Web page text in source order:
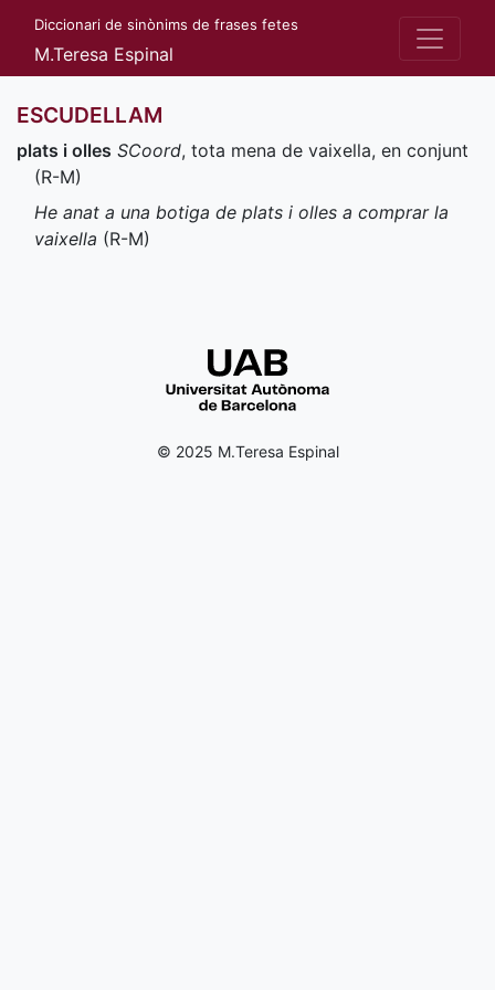
Diccionari de sinònims de frases fetes
M.Teresa Espinal
ESCUDELLAM
plats i olles SCoord, tota mena de vaixella, en conjunt
(R-M)
He anat a una botiga de plats i olles a comprar la
vaixella (R-M)
© 2025 M.Teresa Espinal